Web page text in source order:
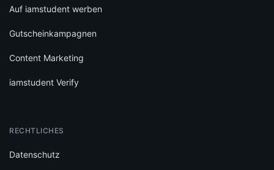
Auf iamstudent werben
Gutscheinkampagnen
Content Marketing
iamstudent Verify
RECHTLICHES
Datenschutz